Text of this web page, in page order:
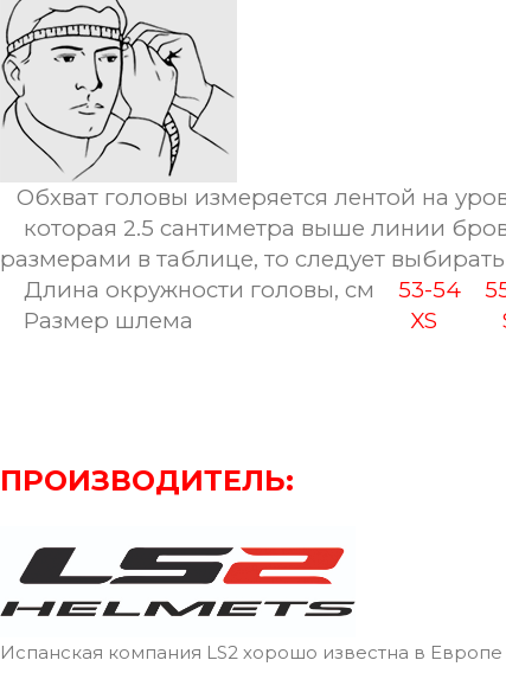
Обхват головы измеряется лентой на
которая 2.5 сантиметра выше линии
размерами в таблице, то следует
Длина окружности головы, см
53-54
Размер шлема
XS
ПРОИЗВОДИТЕЛЬ:
Испанская компания LS2 хорошо известна в